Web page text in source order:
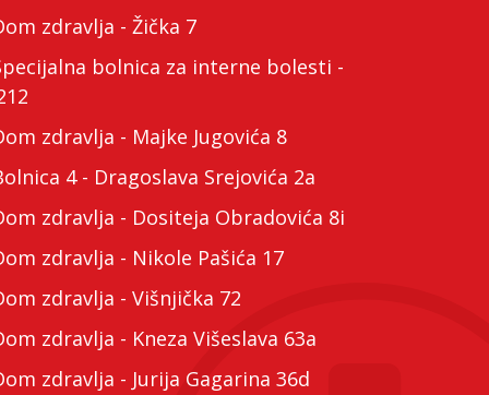
zdravlja - Žička 7
bolnica za interne bolesti -
zdravlja - Majke Jugovića 8
4 - Dragoslava Srejovića 2a
zdravlja - Dositeja Obradovića 8i
zdravlja - Nikole Pašića 17
zdravlja - Višnjička 72
zdravlja - Kneza Višeslava 63a
zdravlja - Jurija Gagarina 36d